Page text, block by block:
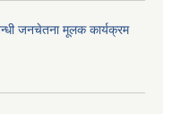
जनचेतना मूलक कार्यक्रम